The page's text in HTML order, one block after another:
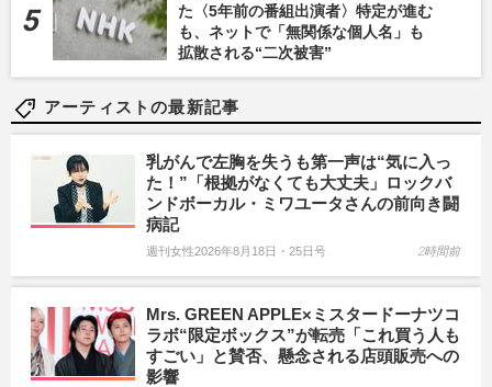
た〈5年前の番組出演者〉特定が進む
も、ネットで「無関係な個人名」も
拡散される“二次被害”
アーティストの最新記事
乳がんで左胸を失うも第一声は“気に入っ
た！”「根拠がなくても大丈夫」ロックバ
ンドボーカル・ミワユータさんの前向き闘
病記
週刊女性2026年8月18日・25日号 2時間前
Mrs. GREEN APPLE×ミスタードーナツコ
ラボ“限定ボックス”が転売「これ買う人も
すごい」と賛否、懸念される店頭販売への
影響